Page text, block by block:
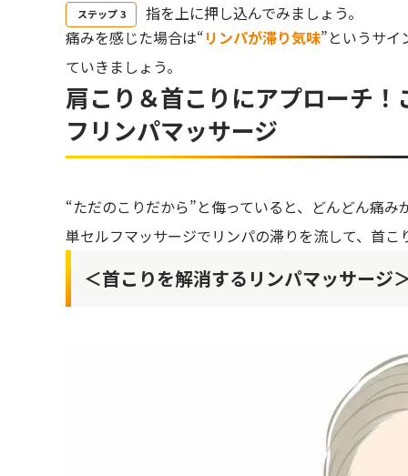
指を上に押し込んでみましょう。
痛みを感じた場合は“リンパが滞り気味”というサイ
ていきましょう。
肩こり＆首こりにアプローチ
フリンパマッサージ
“ただのこりだから”と侮っていると、どんどん痛
単セルフマッサージでリンパの滞りを流して、首こ
＜首こりを解消するリンパマッサージ